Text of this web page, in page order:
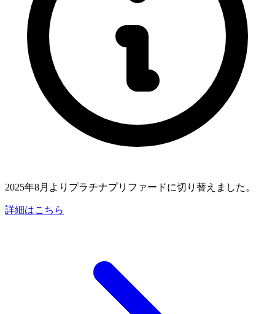
2025年8月よりプラチナプリファードに切り替えました。
詳細はこちら